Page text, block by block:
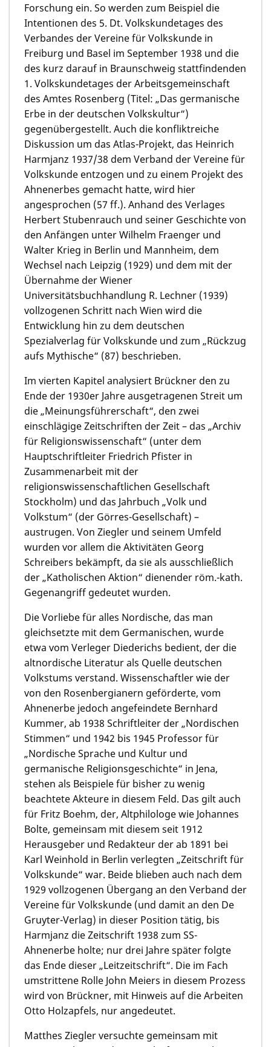
Forschung ein. So werden zum Beispiel die
Intentionen des 5. Dt. Volkskundetages des
Verbandes der Vereine für Volkskunde in
Freiburg und Basel im September 1938 und die
des kurz darauf in Braunschweig stattfindenden
1. Volkskundetages der Arbeitsgemeinschaft
des Amtes Rosenberg (Titel: „Das germanische
Erbe in der deutschen Volkskultur“)
gegenübergestellt. Auch die konfliktreiche
Diskussion um das Atlas-Projekt, das Heinrich
Harmjanz 1937/38 dem Verband der Vereine für
Volkskunde entzogen und zu einem Projekt des
Ahnenerbes gemacht hatte, wird hier
angesprochen (57 ff.). Anhand des Verlages
Herbert Stubenrauch und seiner Geschichte von
den Anfängen unter Wilhelm Fraenger und
Walter Krieg in Berlin und Mannheim, dem
Wechsel nach Leipzig (1929) und dem mit der
Übernahme der Wiener
Universitätsbuchhandlung R. Lechner (1939)
vollzogenen Schritt nach Wien wird die
Entwicklung hin zu dem deutschen
Spezialverlag für Volkskunde und zum „Rückzug
aufs Mythische“ (87) beschrieben.
Im vierten Kapitel analysiert Brückner den zu
Ende der 1930er Jahre ausgetragenen Streit um
die „Meinungsführerschaft“, den zwei
einschlägige Zeitschriften der Zeit – das „Archiv
für Religionswissenschaft“ (unter dem
Hauptschriftleiter Friedrich Pfister in
Zusammenarbeit mit der
religionswissenschaftlichen Gesellschaft
Stockholm) und das Jahrbuch „Volk und
Volkstum“ (der Görres-Gesellschaft) –
austrugen. Von Ziegler und seinem Umfeld
wurden vor allem die Aktivitäten Georg
Schreibers bekämpft, da sie als ausschließlich
der „Katholischen Aktion“ dienender röm.-kath.
Gegenangriff gedeutet wurden.
Die Vorliebe für alles Nordische, das man
gleichsetzte mit dem Germanischen, wurde
etwa vom Verleger Diederichs bedient, der die
altnordische Literatur als Quelle deutschen
Volkstums verstand. Wissenschaftler wie der
von den Rosenbergianern geförderte, vom
Ahnenerbe jedoch angefeindete Bernhard
Kummer, ab 1938 Schriftleiter der „Nordischen
Stimmen“ und 1942 bis 1945 Professor für
„Nordische Sprache und Kultur und
germanische Religionsgeschichte“ in Jena,
stehen als Beispiele für bisher zu wenig
beachtete Akteure in diesem Feld. Das gilt auch
für Fritz Boehm, der, Altphilologe wie Johannes
Bolte, gemeinsam mit diesem seit 1912
Herausgeber und Redakteur der ab 1891 bei
Karl Weinhold in Berlin verlegten „Zeitschrift für
Volkskunde“ war. Beide blieben auch nach dem
1929 vollzogenen Übergang an den Verband der
Vereine für Volkskunde (und damit an den De
Gruyter-Verlag) in dieser Position tätig, bis
Harmjanz die Zeitschrift 1938 zum SS-
Ahnenerbe holte; nur drei Jahre später folgte
das Ende dieser „Leitzeitschrift“. Die im Fach
umstrittene Rolle John Meiers in diesem Prozess
wird von Brückner, mit Hinweis auf die Arbeiten
Otto Holzapfels, nur angedeutet.
Matthes Ziegler versuchte gemeinsam mit